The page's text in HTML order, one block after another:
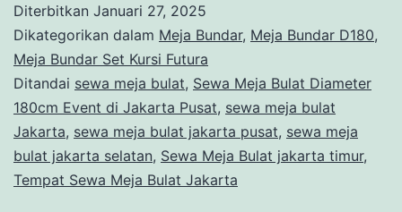
Diameter
180cm
Event
di
Jakarta
Pusat
Diterbitkan Januari 27, 2025
Dikategorikan dalam Meja Bundar, Meja Bundar D180,
Meja Bundar Set Kursi Futura
Ditandai sewa meja bulat, Sewa Meja Bulat Diameter
180cm Event di Jakarta Pusat, sewa meja bulat
Jakarta, sewa meja bulat jakarta pusat, sewa meja
bulat jakarta selatan, Sewa Meja Bulat jakarta timur,
Tempat Sewa Meja Bulat Jakarta